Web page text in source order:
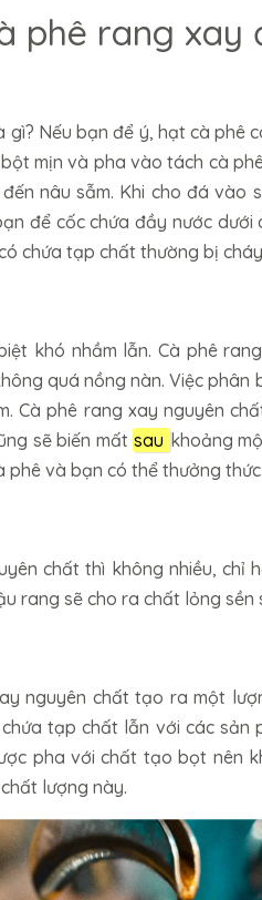
phê rang xay
gì? Nếu bạn để ý, hạt cà
mịn và pha vào tách cà
nâu sẫm. Khi cho đá vào
để cốc chứa đầy nước
chứa tạp chất thường bị
khó nhầm lẫn. Cà phê
quá nồng nàn. Việc
Cà phê rang xay nguyên
sẽ biến mất sau khoảng
phê và bạn có thể thưởng
chất thì không nhiều, chỉ
rang sẽ cho ra chất lỏng sền
nguyên chất tạo ra một
tạp chất lẫn với các sản
pha với chất tạo bọt nên
lượng này.